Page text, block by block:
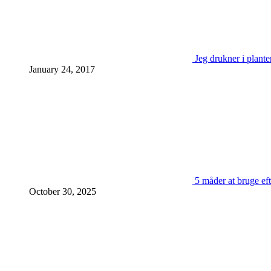
Jeg drukner i
January 24, 2017
5 måder at bruge
October 30, 2025